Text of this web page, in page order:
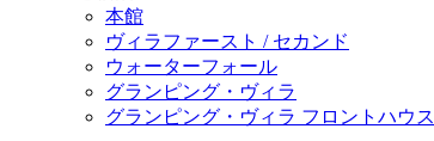
本館
ヴィラファースト / セカンド
ウォーターフォール
グランピング・ヴィラ
グランピング・ヴィラ フロントハウス